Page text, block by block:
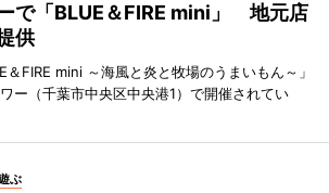
で「BLUE＆FIRE mini」 地元店
供
＆FIRE mini ～海風と炎と牧場のうまいもん～」
ー（千葉市中央区中央港1）で開催されてい
ぶ